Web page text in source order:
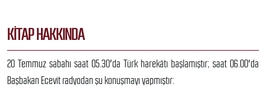
KITAP HAKKINDA
20 Temmuz sabahı saat 05.30′da Türk harekâtı başlamıştır; saat 06.00′da
Başbakan Ecevit radyodan şu konuşmayı yapmıştır: